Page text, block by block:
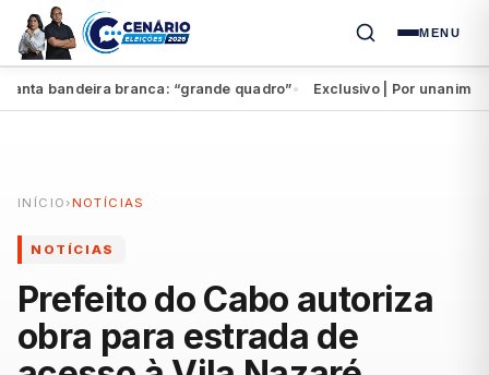
MENU
bandeira branca: “grande quadro”● Exclusivo | Por
INÍCIO › NOTÍCIAS
NOTÍCIAS
Prefeito do Cabo autoriza
obra para estrada de